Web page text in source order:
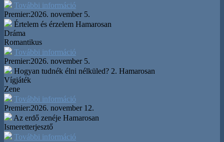
További információ
Premier:2026. november 5.
Értelem és érzelem Hamarosan
Dráma
Romantikus
További információ
Premier:2026. november 5.
Hogyan tudnék élni nélküled? 2. Hamarosan
Vígjáték
Zene
További információ
Premier:2026. november 12.
Az erdő zenéje Hamarosan
Ismeretterjesztő
További információ